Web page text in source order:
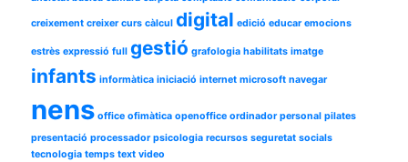
creixement creixer curs càlcul digital edició educar emocions
estrès expressió full gestió grafologia habilitats imatge
infants informàtica iniciació internet microsoft navegar
nens office ofimàtica openoffice ordinador personal pilates
presentació processador psicologia recursos seguretat socials
tecnologia temps text video